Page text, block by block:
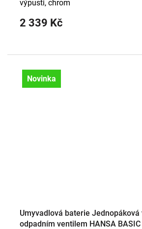
2 339 Kč
výpusti, chrom
Novinka
Umyvadlová baterie Jednopáková
odpadním ventilem HANSA